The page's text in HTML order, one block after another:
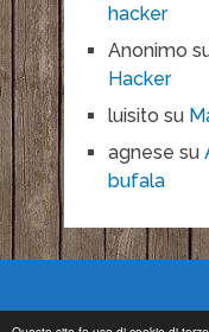
hacker
Anonimo
Hacker
luisito su
agnese su
bufala